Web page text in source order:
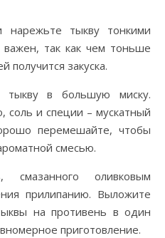
так как чем тоньше
получится закуска.
тыкву в большую миску.
соль и специи – мускатный
перемешайте, чтобы
смесью.
смазанного оливковым
прилипанию. Выложите
на противень в один
приготовление.